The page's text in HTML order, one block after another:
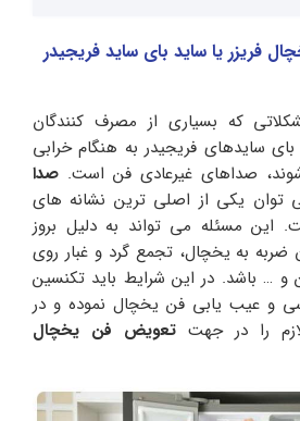
فریزر یا ساید بای ساید فریجیدر
که بسیاری از مصرف کنندگان
سایدهای فریجیدر به هنگام خرابی
صداهای غیرعادی فن است. صدا
توان یکی از اصلی ترین نشانه های
این مسئله می تواند به دلیل بروز
ضربه به یخچال، تجمع گرد و غبار روی
و … باشد. در این شرایط باید تکنسین
و عیب یابی فن یخچال نموده و در
را در جهت تعویض فن یخچال